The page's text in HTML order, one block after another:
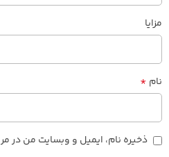
مزایا
نام *
ذخیره نام، ایمیل و وبسایت من در